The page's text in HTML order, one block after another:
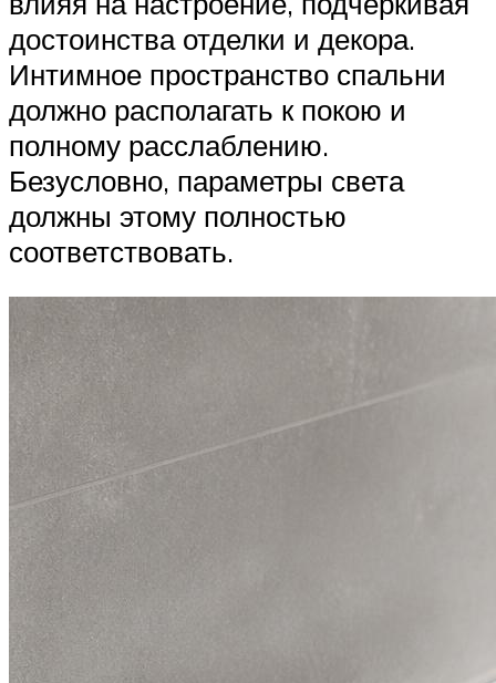
достоинства отделки и декора.
Интимное пространство спальни
должно располагать к покою и
полному расслаблению.
Безусловно, параметры света
должны этому полностью
соответствовать.